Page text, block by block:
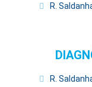
R.
R.